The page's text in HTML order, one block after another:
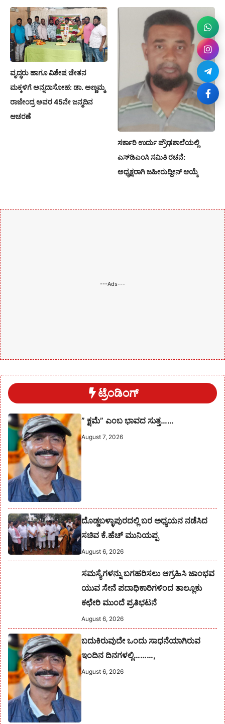
ವೃದ್ಧರು ಹಾಗೂ ವಿಶೇಷ ಚೇತನ
ಮಕ್ಕಳಿಗೆ ಅನ್ನದಾಸೋಹ: ಡಾ. ಅಣ್ಣಮ್ಮ
ರಾಜೇಂದ್ರ ಅವರ 45ನೇ ಜನ್ಮದಿನ
ಆಚರಣೆ
ಸರ್ಕಾರಿ ಉರ್ದು ಪ್ರೌಢಶಾಲೆಯಲ್ಲಿ
ಎಸ್‌ಡಿಎಂಸಿ ಸಮಿತಿ ರಚನೆ:
ಅಧ್ಯಕ್ಷರಾಗಿ ಜಹೀರುದ್ದೀನ್ ಆಯ್ಕೆ
---Ads---
ಟ್ರೆಂಡಿಂಗ್
” ಕ್ಷಮೆ” ಎಂಬ ಭಾವದ ಸುತ್ತ……
August 7, 2026
ದೊಡ್ಡಬಳ್ಳಾಪುರದಲ್ಲಿ ಬರ ಅಧ್ಯಯನ ನಡೆಸಿದ
ಸಚಿವ ಕೆ.ಹೆಚ್ ಮುನಿಯಪ್ಪ
August 6, 2026
ಸಮಸ್ಯೆಗಳನ್ನು ಬಗಹರಿಸಲು ಆಗ್ರಹಿಸಿ ಜಾಂಭವ
ಯುವ ಸೇನೆ ಪದಾಧಿಕಾರಿಗಳಿಂದ ತಾಲ್ಲೂಕು
ಕಛೇರಿ ಮುಂದೆ ಪ್ರತಿಭಟನೆ
August 6, 2026
ಬದುಕಿರುವುದೇ ಒಂದು ಸಾಧನೆಯಾಗಿರುವ
ಇಂದಿನ ದಿನಗಳಲ್ಲಿ………,
August 6, 2026